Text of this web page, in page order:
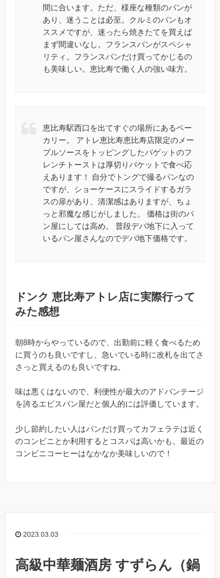
間に合います。ただ、様座な種類のパンが
あり、迷うことは必至。クルミのパンもオ
ススメですが、迷ったら焼きたてを買えば
まず間違いなし。フランスパンがスペシャ
リティ。フランスパンだけ買ってかじるの
も美味しい。恵比寿で働く人の強い味方。
恵比寿駅西口を出てすぐの場所にあるベー
カリー。 アトレ恵比寿恵比寿店限定のメー
プルソースをトッピングしたバゲットのフ
レンチトーストは厚切りバケットで食べ応
えあります！ 自分でトングで撮るパンなの
ですが、ショーケースにスライドするガラ
スの扉があり、清潔感はありますが、ちょ
っと邪魔な感じがしました。 価格は街のパ
ン屋にしては高め。 普段デパ地下に入って
いるパン屋さんなのでデパ地下価格です。
ドンク 恵比寿アトレ店に実際行って
みた感想
朝8時からやっているので、出勤前に軽く食べるため
に買うのも良いですし、急いでいる時に改札を出てさ
さっと買えるのも良いですね。
味は悪くはないので、利便性が最大のアドバンテージ
を誇るエビスパン屋だと個人的には評価しています。
少し節約したい人はパンだけ買ってカフェラテは近く
のコンビニとか利用するとコスパは高いかも。最近の
コンビニコーヒーはなかなか美味しいので！
2023.03.03
高級中華麺酒房 すずらん（鍋